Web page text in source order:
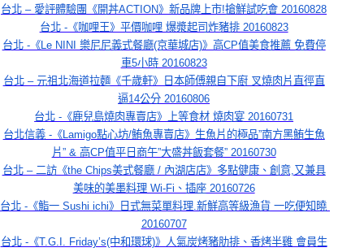
台北 – 愛評體驗團《開丼ACTION》新品牌上市!搶鮮試吃會 20160828
台北 -《咖哩王》平價咖哩 爆漿起司炸豬排 20160823
台北 -《Le NINI 樂尼尼義式餐廳(京華城店)》高CP值美食推薦 免費停
車5小時 20160823
台北 – 元祖北海道拉麵《千歲軒》日本師傅親自下廚 叉燒肉片直徑直
逼14公分 20160806
台北 -《鹿兒島燒肉專賣店》上等食材 燒肉宴 20160731
台北信義 -《Lamigo點心坊/鮪魚專賣店》生魚片的極品”南方黑鮪生魚
片” & 高CP值平日商午”大盛丼飯套餐” 20160730
台北 – 二訪《the Chips美式餐廳 / 內湖店店》多點健康、創意,又兼具
美味的美墨料理 Wi-Fi、插座 20160726
台北 -《鮨一 Sushi ichi》日式無菜單料理.新鮮高等級漁貨 一吃便知曉
20160707
台北 -《T.G.I. Friday’s(中和環球)》人氣炭烤豬肋排、香烤半雞 會員生